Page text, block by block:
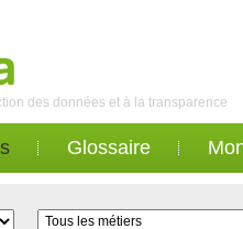
des données et à la transparence
Glossaire